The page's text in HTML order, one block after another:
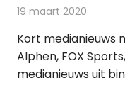
19 maart 2020
Kort medianieuws
Alphen, FOX
medianieuws uit